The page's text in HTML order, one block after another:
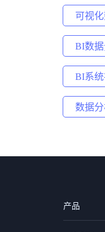
可视
BI数
BI系统
数据
产品